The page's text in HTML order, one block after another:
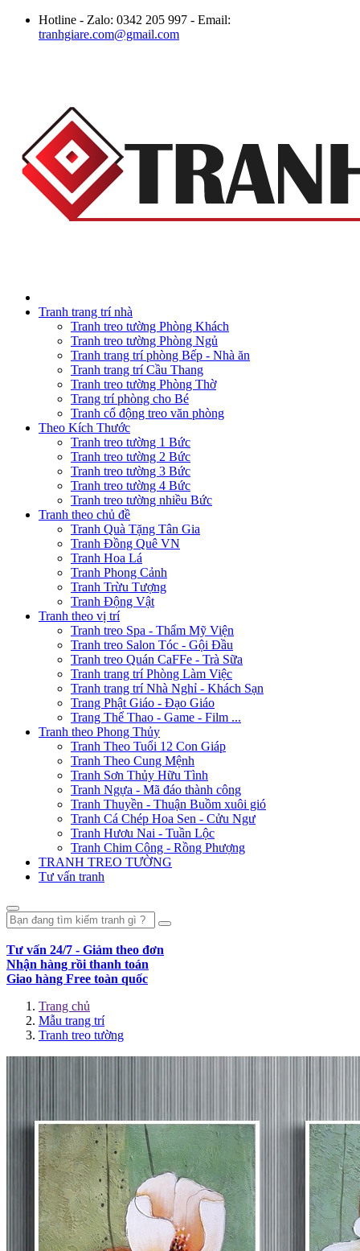
Hotline - Zalo: 0342 205 997 - Email:
tranhgiare.com@gmail.com
Tranh trang trí nhà
Tranh treo tường Phòng Khách
Tranh treo tường Phòng Ngủ
Tranh trang trí phòng Bếp - Nhà ăn
Tranh trang trí Cầu Thang
Tranh treo tường Phòng Thờ
Trang trí phòng cho Bé
Tranh cổ động treo văn phòng
Theo Kích Thước
Tranh treo tường 1 Bức
Tranh treo tường 2 Bức
Tranh treo tường 3 Bức
Tranh treo tường 4 Bức
Tranh treo tường nhiều Bức
Tranh theo chủ đề
Tranh Quà Tặng Tân Gia
Tranh Đồng Quê VN
Tranh Hoa Lá
Tranh Phong Cảnh
Tranh Trừu Tượng
Tranh Động Vật
Tranh theo vị trí
Tranh treo Spa - Thẩm Mỹ Viện
Tranh treo Salon Tóc - Gội Đầu
Tranh treo Quán CaFFe - Trà Sữa
Tranh trang trí Phòng Làm Việc
Tranh trang trí Nhà Nghỉ - Khách Sạn
Trang Phật Giáo - Đạo Giáo
Trang Thể Thao - Game - Film ...
Tranh theo Phong Thủy
Tranh Theo Tuổi 12 Con Giáp
Tranh Theo Cung Mệnh
Tranh Sơn Thủy Hữu Tình
Tranh Ngựa - Mã đáo thành công
Tranh Thuyền - Thuận Buồm xuôi gió
Tranh Cá Chép Hoa Sen - Cửu Ngư
Tranh Hươu Nai - Tuần Lộc
Tranh Chim Công - Rồng Phượng
TRANH TREO TƯỜNG
Tư vấn tranh
Tư vấn 24/7 - Giảm theo đơn
Nhận hàng rồi thanh toán
Giao hàng Free toàn quốc
Trang chủ
Mẫu trang trí
Tranh treo tường